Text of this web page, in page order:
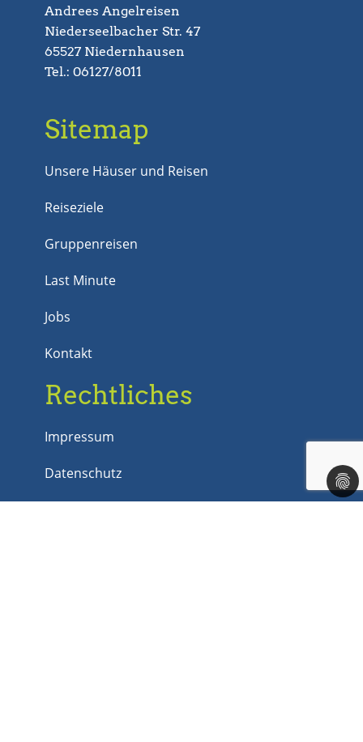
Andrees Angelreisen
Niederseelbacher Str. 47
65527 Niedernhausen
Tel.: 06127/8011
Sitemap
Unsere Häuser und Reisen
Reiseziele
Gruppenreisen
Last Minute
Jobs
Kontakt
Rechtliches
Impressum
Datenschutz